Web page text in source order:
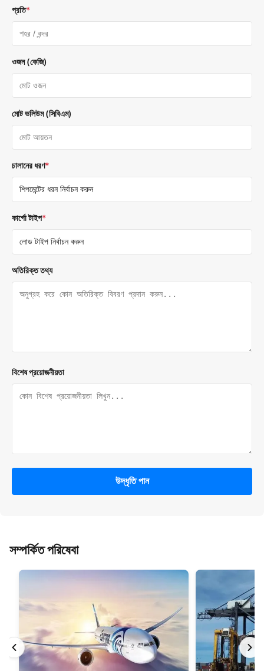
প্রতি*
ওজন (কেজি)
মোট ভলিউম (সিবিএম)
চালানের ধরণ*
কার্গো টাইপ*
অতিরিক্ত তথ্য
বিশেষ প্রয়োজনীয়তা
উদ্ধৃতি পান
সম্পর্কিত পরিষেবা